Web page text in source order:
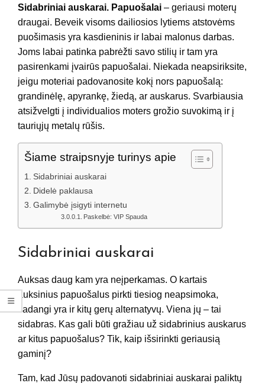
Sidabriniai auskarai. Papuošalai – geriausi moterų
draugai. Beveik visoms dailiosios lytiems atstovėms
puošimasis yra kasdieninis ir labai malonus darbas.
Joms labai patinka pabrėžti savo stilių ir tam yra
pasirenkami įvairūs papuošalai. Niekada neapsiriksite,
jeigu moteriai padovanosite kokį nors papuošalą:
grandinėlę, apyrankę, žiedą, ar auskarus. Svarbiausia
atsižvelgti į individualios moters grožio suvokimą ir į
tauriųjų metalų rūšis.
Šiame straipsnyje turinys apie
Sidabriniai auskarai
Didelė paklausa
Galimybė įsigyti internetu
Paskelbė: VIP Spauda
Sidabriniai auskarai
Auksas daug kam yra neįperkamas. O kartais
auksinius papuošalus pirkti tiesiog neapsimoka,
kadangi yra ir kitų gerų alternatyvų. Viena jų – tai
sidabras. Kas gali būti gražiau už sidabrinius auskarus
ar kitus papuošalus? Tik, kaip išsirinkti geriausią
gaminį?
Tam, kad Jūsų padovanoti sidabriniai auskarai paliktų